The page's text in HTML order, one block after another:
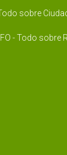
sobre
- Todo sobre